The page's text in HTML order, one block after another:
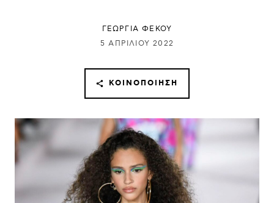
ΓΕΩΡΓΙΑ ΦΕΚΟΥ
5 ΑΠΡΙΛΊΟΥ 2022
ΚΟΙΝΟΠΟΊΗΣΗ